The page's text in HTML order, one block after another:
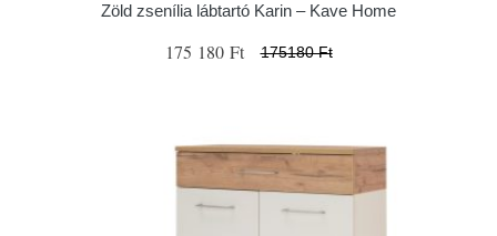
Zöld zsenília lábtartó Karin – Kave Home
175 180 Ft 175180 Ft